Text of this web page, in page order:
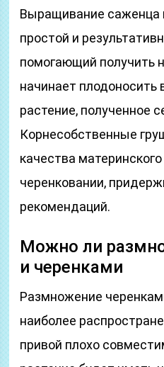
Выращивание саженца
простой и
помогающий получить
начинает
растение, полученное
Корнесобственные
качества
черенковании,
рекомендаций.
Можно ли
и черенками
Размножение
наиболее
привой плохо